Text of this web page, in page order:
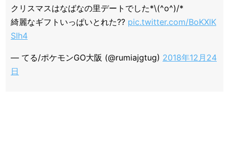
クリスマスはなばなの里デートでした*\(^o^)/*
綺麗なギフトいっぱいとれた?? pic.twitter.com/BoKXlK
SIh4
— てる/ポケモンGO大阪 (@rumiajgtug) 2018年12月24
日